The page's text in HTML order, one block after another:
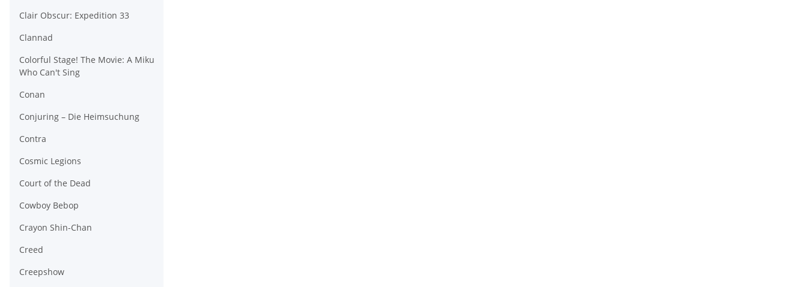
Clair Obscur: Expedition 33
Clannad
Colorful Stage! The Movie: A Miku
Who Can't Sing
Conan
Conjuring – Die Heimsuchung
Contra
Cosmic Legions
Court of the Dead
Cowboy Bebop
Crayon Shin-Chan
Creed
Creepshow